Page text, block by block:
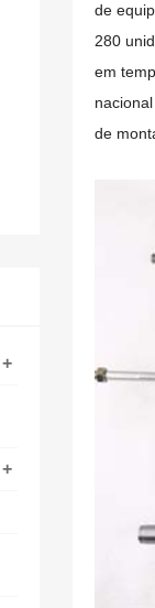
de
280
em
de
+
+